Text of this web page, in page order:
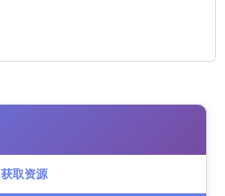
获取资源